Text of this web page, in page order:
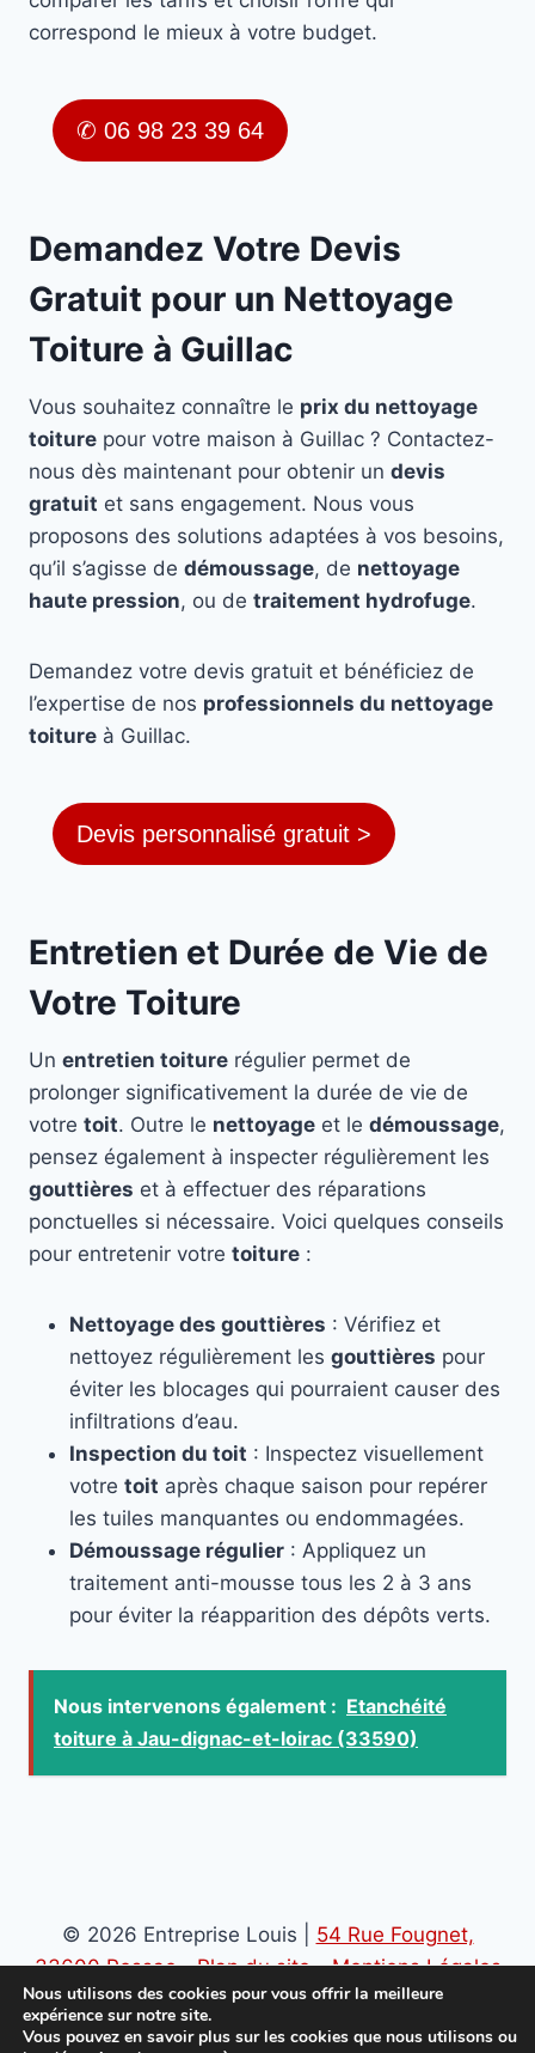
correspond le mieux à votre budget.
✆ 06 98 23 39 64
Demandez Votre Devis
Gratuit pour un Nettoyage
Toiture à Guillac
Vous souhaitez connaître le prix du nettoyage
toiture pour votre maison à Guillac ? Contactez-
nous dès maintenant pour obtenir un devis
gratuit et sans engagement. Nous vous
proposons des solutions adaptées à vos besoins,
qu’il s’agisse de démoussage, de nettoyage
haute pression, ou de traitement hydrofuge.
Demandez votre devis gratuit et bénéficiez de
l’expertise de nos professionnels du nettoyage
toiture à Guillac.
Devis personnalisé gratuit >
Entretien et Durée de Vie de
Votre Toiture
Un entretien toiture régulier permet de
prolonger significativement la durée de vie de
votre toit. Outre le nettoyage et le démoussage,
pensez également à inspecter régulièrement les
gouttières et à effectuer des réparations
ponctuelles si nécessaire. Voici quelques conseils
pour entretenir votre toiture :
Nettoyage des gouttières : Vérifiez et
nettoyez régulièrement les gouttières pour
éviter les blocages qui pourraient causer des
infiltrations d’eau.
Inspection du toit : Inspectez visuellement
votre toit après chaque saison pour repérer
les tuiles manquantes ou endommagées.
Démoussage régulier : Appliquez un
traitement anti-mousse tous les 2 à 3 ans
pour éviter la réapparition des dépôts verts.
Nous intervenons également : Etanchéité
toiture à Jau-dignac-et-loirac (33590)
© 2026 Entreprise Louis | 54 Rue Fougnet,
33600 Pessac-Plan du site-Mentions Légales
-Politique de confidentialité
Nous utilisons des cookies pour vous offrir la meilleure
expérience sur notre site.
Vous pouvez en savoir plus sur les cookies que nous utilisons ou